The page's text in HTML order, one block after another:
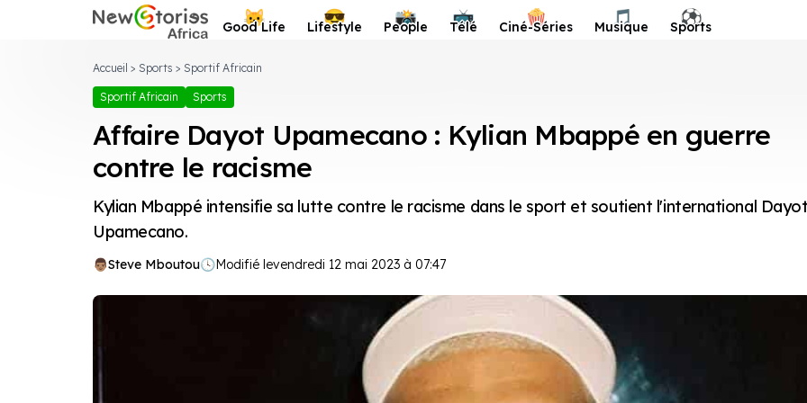
Newstories Africa 😺
Good Life 😎
Lifestyle 📸
People 📺
Télé 🍿
Ciné-Séries 🎵
Musique ⚽️
Sports
Accueil > Sports > Sportif Africain
Sportif Africain Sports
Affaire Dayot Upamecano : Kylian Mbappé en guerre
contre le racisme
Kylian Mbappé intensifie sa lutte contre le racisme dans le sport et soutient l'international
Upamecano.
Steve Mboutou🕓Modifié levendredi 12 mai 2023 à 07:47